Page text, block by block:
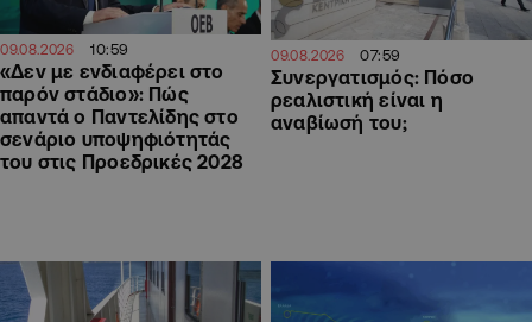
09.08.2026 10:59
«Δεν με ενδιαφέρει στο
παρόν στάδιο»: Πώς
απαντά ο Παντελίδης στο
σενάριο υποψηφιότητάς
του στις Προεδρικές 2028
09.08.2026 07:59
Συνεργατισμός: Πόσο
ρεαλιστική είναι η
αναβίωσή του;